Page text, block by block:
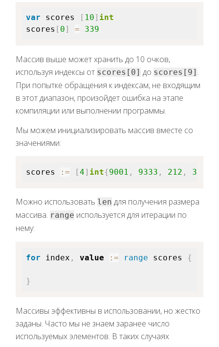
var scores [ 10] int
scores [ 0] = 339
Массив выше может хранить до 10 очков,
используя индексы от scores[0] до scores[9] .
При попытке обращения к индексам, не входящим
в этот диапазон, произойдет ошибка на этапе
компиляции или выполнении программы.
Мы можем инициализировать массив вместе со
значениями:
scores := [4] int{9001 , 9333 , 212 , 33
Можно использовать len для получения размера
массива. range используется для итерации по
нему:
for index , value := range scores {
}
Массивы эффективны в использовании, но жестко
заданы. Часто мы не знаем заранее число
используемых элементов. В таких случаях